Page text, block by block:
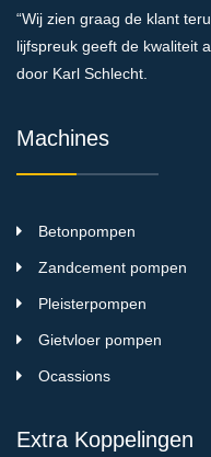
“Wij zien graag de klant
lijfspreuk geeft de kwaliteit
door Karl Schlecht.
Machines
Betonpompen
Zandcement pompen
Pleisterpompen
Gietvloer pompen
Ocassions
Extra Koppelingen